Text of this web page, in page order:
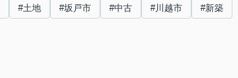
#土地 #坂戸市 #中古 #川越市 #新築